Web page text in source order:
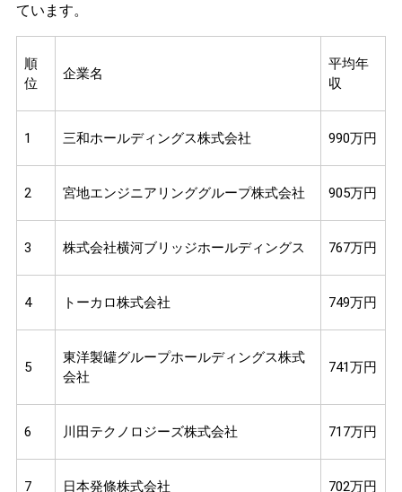
ています。
順
位
企業名
平均年
収
1 三和ホールディングス株式会社 990万円
2 宮地エンジニアリンググループ株式会社 905万円
3 株式会社横河ブリッジホールディングス 767万円
4 トーカロ株式会社 749万円
5
東洋製罐グループホールディングス株式
会社
741万円
6 川田テクノロジーズ株式会社 717万円
7 日本発條株式会社 702万円